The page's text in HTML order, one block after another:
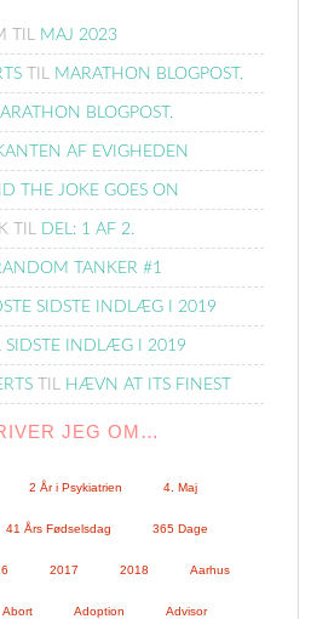
TIL MAJ 2023
TIL MARATHON BLOGPOST.
BLOGPOST.
AF EVIGHEDEN
THE JOKE GOES ON
TIL DEL: 1 AF 2.
TANKER #1
SIDSTE INDLÆG I 2019
SIDSTE INDLÆG I 2019
TIL HÆVN AT ITS FINEST
JEG OM…
2 År i Psykiatrien 4. Maj
41 Års Fødselsdag 365 Dage
2017 2018 Aarhus
Abort Adoption Advisor